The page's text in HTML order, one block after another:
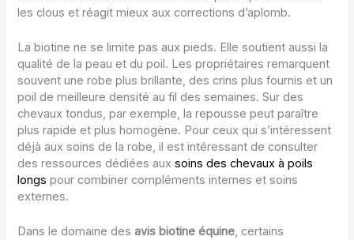
les clous et réagit mieux aux corrections d’aplomb.
La biotine ne se limite pas aux pieds. Elle soutient aussi la
qualité de la peau et du poil. Les propriétaires remarquent
souvent une robe plus brillante, des crins plus fournis et un
poil de meilleure densité au fil des semaines. Sur des
chevaux tondus, par exemple, la repousse peut paraître
plus rapide et plus homogène. Pour ceux qui s’intéressent
déjà aux soins de la robe, il est intéressant de consulter
des ressources dédiées auxsoins des chevaux à poils
longs pour combiner compléments internes et soins
externes.
Dans le domaine desavis biotine équine, certains